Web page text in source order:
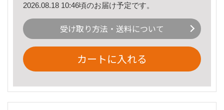
2026.08.18 10:46頃のお届け予定です。
受け取り方法・送料について
カートに入れる